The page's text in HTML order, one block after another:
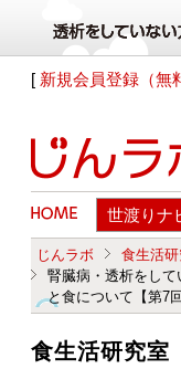
[ 新規会員登録（無
じんラボ
食生活
腎臓病・透析をし
と食について【第7回
食生活研究室